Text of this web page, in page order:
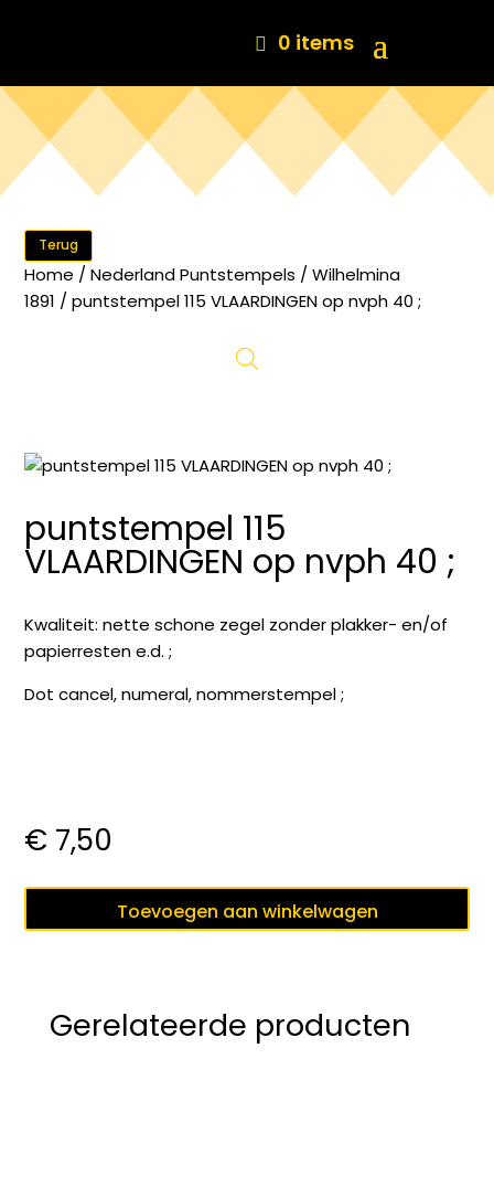
0 items
Terug
Home /Nederland Puntstempels /Wilhelmina
1891 / puntstempel 115 VLAARDINGEN op nvph 40 ;
puntstempel 115
VLAARDINGEN op nvph 40 ;
Kwaliteit: nette schone zegel zonder plakker- en/of
papierresten e.d. ;
Dot cancel, numeral, nommerstempel ;
€ 7,50
115
Toevoegen aan winkelwagen
Gerelateerde producten